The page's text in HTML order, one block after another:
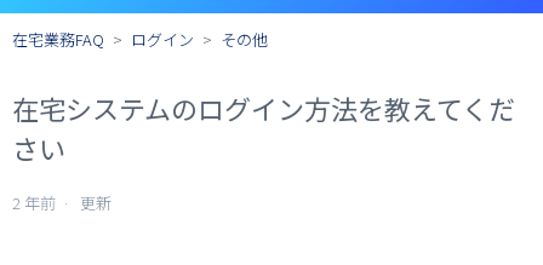
在宅業務FAQ ログイン その他
在宅システムのログイン方法を教えてくだ
さい
2 年前 更新